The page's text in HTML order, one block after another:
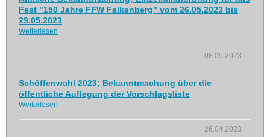
Fest "150 Jahre FFW Falkenberg" vom 26.05.2023 bis
29.05.2023
Weiterlesen
08.05.2023
Schöffenwahl 2023; Bekanntmachung über die
öffentliche Auflegung der Vorschlagsliste
Weiterlesen
26.04.2023